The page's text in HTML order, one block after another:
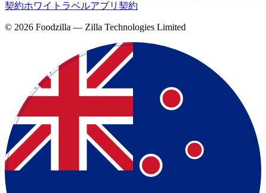
契約ホワイトラベルアプリ契約
© 2026 Foodzilla — Zilla Technologies Limited